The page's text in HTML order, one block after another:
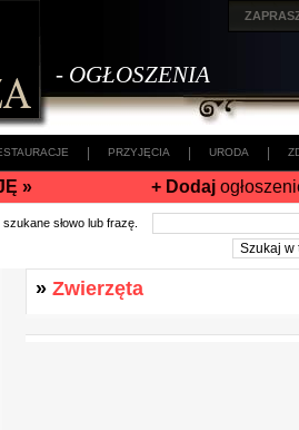
- OGŁOSZENIA
PRZYJĘCIA URODA
» + Dodaj
szukane słowo lub frazę.
» Zwierzęta